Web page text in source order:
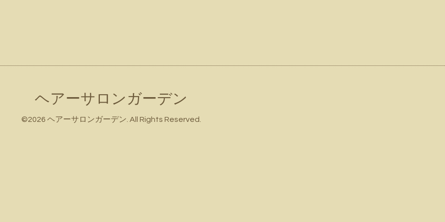
ヘアーサロンガーデン
©2026 ヘアーサロンガーデン . All Rights Reserved.